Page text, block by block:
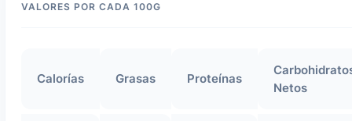
VALORES POR CADA 100G
Calorías Grasas Proteínas
Netos